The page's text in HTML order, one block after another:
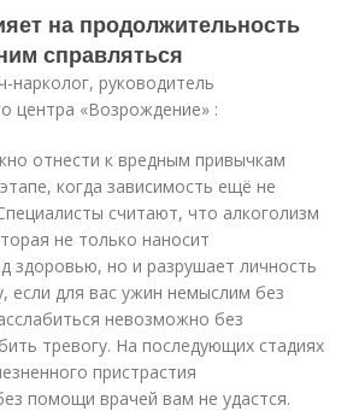
на продолжительность
справляться
руководитель
центра «Возрождение» :
отнести к вредным привычкам
когда зависимость ещё не
считают, что алкоголизм
не только наносит
здоровью, но и разрушает личность
если для вас ужин немыслим без
невозможно без
тревогу. На последующих стадиях
пристрастия
помощи врачей вам не удастся.